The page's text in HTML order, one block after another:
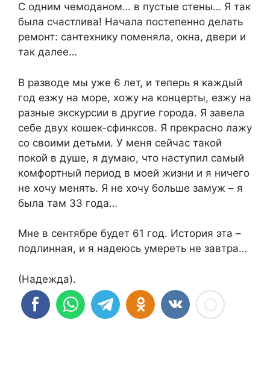
С одним чемоданом… в пустые стены… Я так
была счастлива! Начала постепенно делать
ремонт: сантехнику поменяла, окна, двери и
так далее…
В разводе мы уже 6 лет, и теперь я каждый
год езжу на море, хожу на концерты, езжу на
разные экскурсии в другие города. Я завела
себе двух кошек-сфинксов. Я прекрасно лажу
со своими детьми. У меня сейчас такой
покой в душе, я думаю, что наступил самый
комфортный период в моей жизни и я ничего
не хочу менять. Я не хочу больше замуж – я
была там 33 года…
Мне в сентябре будет 61 год. История эта –
подлинная, и я надеюсь умереть не завтра…
(Надежда).